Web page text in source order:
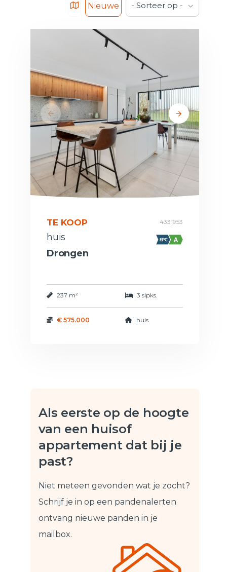
Nieuwe - Sorteer op -
TE KOOP 4331953
huis
Drongen
237 m² 3 slpks.
€ 575.000 huis
Als eerste op de hoogte
van een huisof
appartement dat bij je
past?
Niet meteen gevonden wat je zocht?
Schrijf je in op een pandenalerten
ontvang nieuwe panden in je
mailbox.